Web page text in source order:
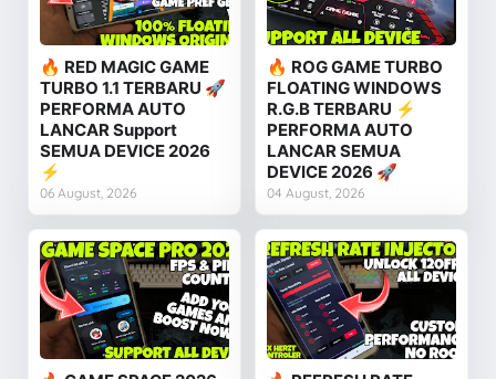
🔥 RED MAGIC GAME
TURBO 1.1 TERBARU 🚀
PERFORMA AUTO
LANCAR Support
SEMUA DEVICE 2026
⚡
06 August, 2026
🔥 ROG GAME TURBO
FLOATING WINDOWS
R.G.B TERBARU ⚡
PERFORMA AUTO
LANCAR SEMUA
DEVICE 2026 🚀
04 August, 2026